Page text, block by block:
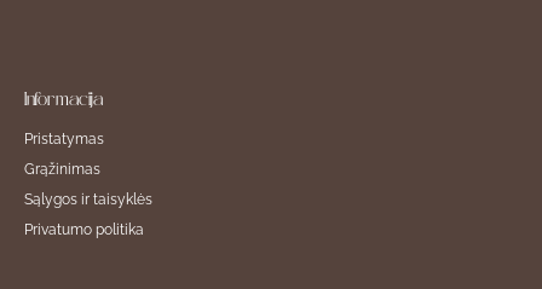
Informacija
Pristatymas
Grąžinimas
Sąlygos ir taisyklės
Privatumo politika